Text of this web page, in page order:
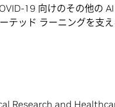
19 向けのその他の AI
テッド ラーニングを支え
Research and